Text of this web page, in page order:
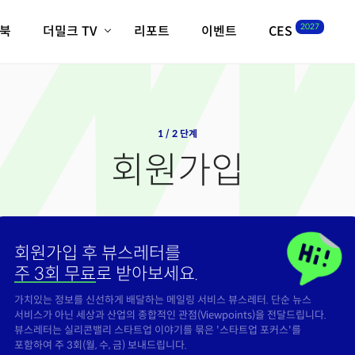
더밀크 TV
크리스의 뉴욕 시그널
밸리토크
리포트 이벤트 CES 2027
1 / 2 단계
회원가입
회원가입 후 뷰스레터를
주 3회 무료로 받아보세요.
가치있는 정보를 신선하게 배달하는 메일링 서비스 뷰스레터. 단순 뉴스
서비스가 아닌 세상과 산업의 종합적인 관점(Viewpoints)을 전달드립니다.
뷰스레터는 실리콘밸리 스타트업 이야기를 묶은 '스타트업 포커스'를
포함하여 주 3회(월, 수, 금) 보내드립니다.